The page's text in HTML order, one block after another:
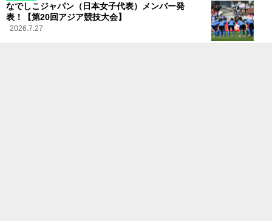
なでしこジャパン（日本女子代表）メンバー発
表！【第20回アジア競技大会】
2026.7.27